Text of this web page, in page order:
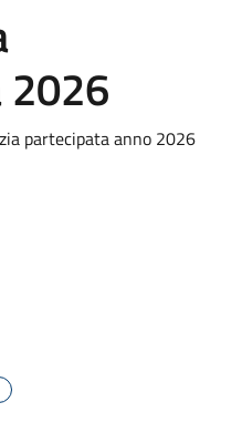
partecipata anno 2026